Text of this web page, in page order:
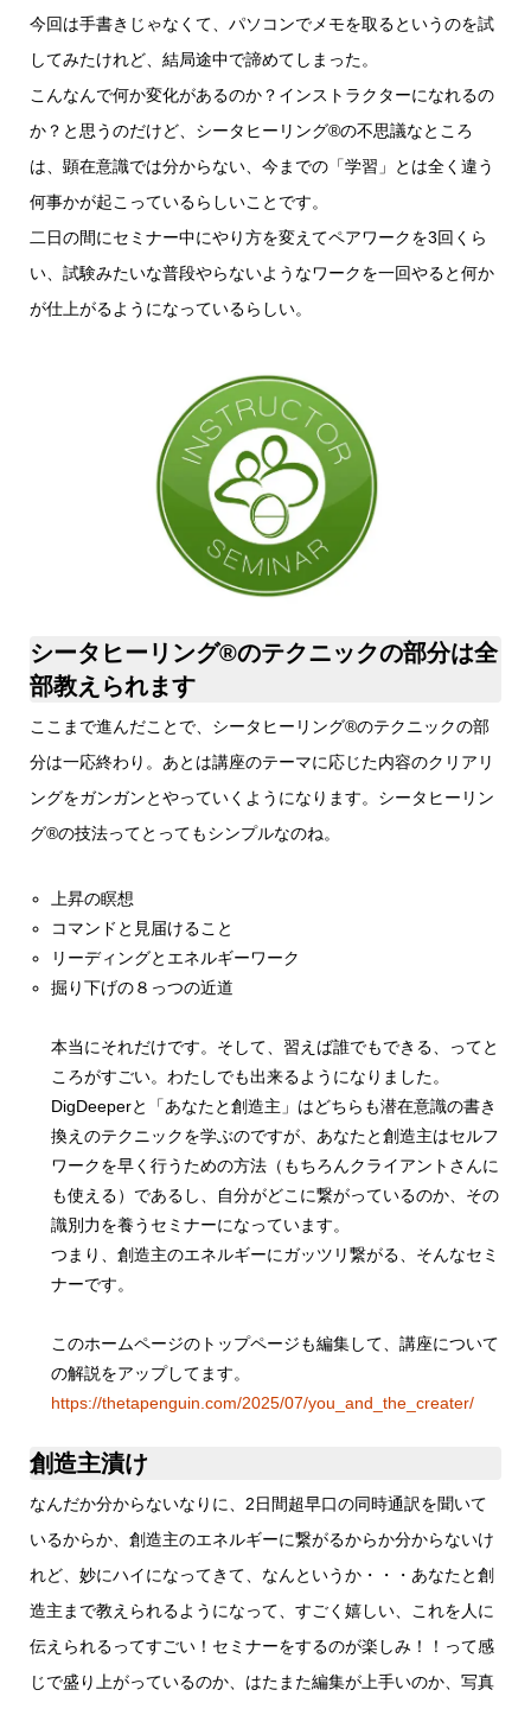
今回は手書きじゃなくて、パソコンでメモを取るというのを試
してみたけれど、結局途中で諦めてしまった。
こんなんで何か変化があるのか？インストラクターになれるの
か？と思うのだけど、シータヒーリング®️の不思議なところ
は、顕在意識では分からない、今までの「学習」とは全く違う
何事かが起こっているらしいことです。
二日の間にセミナー中にやり方を変えてペアワークを3回くら
い、試験みたいな普段やらないようなワークを一回やると何か
が仕上がるようになっているらしい。
シータヒーリング®️のテクニックの部分は全
部教えられます
ここまで進んだことで、シータヒーリング®️のテクニックの部
分は一応終わり。あとは講座のテーマに応じた内容のクリアリ
ングをガンガンとやっていくようになります。シータヒーリン
グ®️の技法ってとってもシンプルなのね。
上昇の瞑想
コマンドと見届けること
リーディングとエネルギーワーク
掘り下げの８っつの近道
本当にそれだけです。そして、習えば誰でもできる、ってと
ころがすごい。わたしでも出来るようになりました。
DigDeeperと「あなたと創造主」はどちらも潜在意識の書き
換えのテクニックを学ぶのですが、あなたと創造主はセルフ
ワークを早く行うための方法（もちろんクライアントさんに
も使える）であるし、自分がどこに繋がっているのか、その
識別力を養うセミナーになっています。
つまり、創造主のエネルギーにガッツリ繋がる、そんなセミ
ナーです。
このホームページのトップページも編集して、講座について
の解説をアップしてます。
https://thetapenguin.com/2025/07/you_and_the_creater/
創造主漬け
なんだか分からないなりに、2日間超早口の同時通訳を聞いて
いるからか、創造主のエネルギーに繋がるからか分からないけ
れど、妙にハイになってきて、なんというか・・・あなたと創
造主まで教えられるようになって、すごく嬉しい、これを人に
伝えられるってすごい！セミナーをするのが楽しみ！！って感
じで盛り上がっているのか、はたまた編集が上手いのか、写真